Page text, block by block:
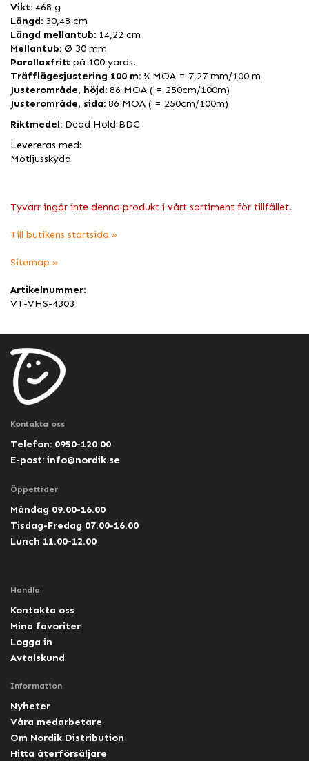
Vikt: 468 g
Längd: 30,48 cm
Längd mellantub: 14,22 cm
Mellantub: Ø 30 mm
Parallaxfritt på 100 yards.
Träfflägesjustering 100 m: ¼ MOA = 7,27 mm/100 m
Justerområde, höjd: 86 MOA ( = 250cm/100m)
Justerområde, sida: 86 MOA ( = 250cm/100m)
Riktmedel: Dead Hold BDC
Levereras med:
Motljusskydd
Tyvärr ingår inte denna produkt i vårt sortiment för tillfället.
Till butikens startsida »
Sitemap »
Artikelnummer:
VT-VHS-4303
Kontakta oss
Telefon: 0950-120 00
E-post: info@nordik.se
Öppettider
Måndag 09.00-16.00
Tisdag-Fredag 07.00-16.00
Lunch 11.00-12.00
Handla
Kontakta oss
Mina favoriter
Logga in
Avtalskund
Information
Nyheter
Våra medarbetare
Om Nordik Distribution
Hitta återförsäljare